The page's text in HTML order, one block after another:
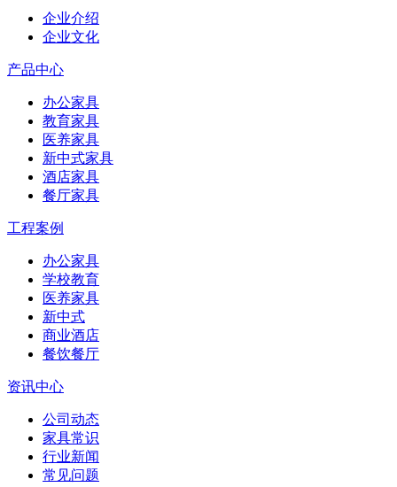
企业介绍
企业文化
产品中心
办公家具
教育家具
医养家具
新中式家具
酒店家具
餐厅家具
工程案例
办公家具
学校教育
医养家具
新中式
商业酒店
餐饮餐厅
资讯中心
公司动态
家具常识
行业新闻
常见问题